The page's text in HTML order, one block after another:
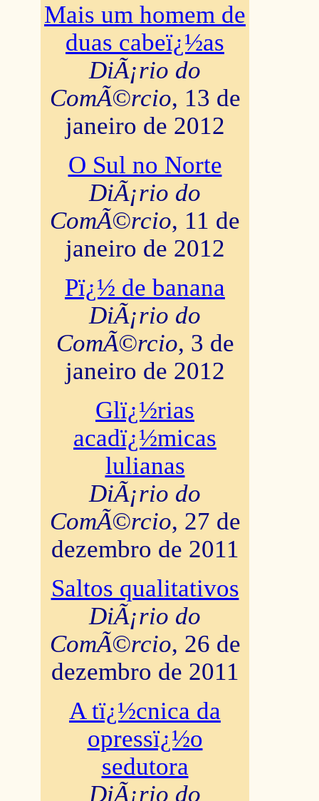
Mais um homem de
duas cabeï¿½as
DiÃ¡rio do
ComÃ©rcio, 13 de
janeiro de 2012
O Sul no Norte
DiÃ¡rio do
ComÃ©rcio, 11 de
janeiro de 2012
Pï¿½ de banana
DiÃ¡rio do
ComÃ©rcio, 3 de
janeiro de 2012
Glï¿½rias
acadï¿½micas
lulianas
DiÃ¡rio do
ComÃ©rcio, 27 de
dezembro de 2011
Saltos qualitativos
DiÃ¡rio do
ComÃ©rcio, 26 de
dezembro de 2011
A tï¿½cnica da
opressï¿½o
sedutora
DiÃ¡rio do